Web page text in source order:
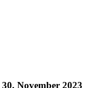
November 2023